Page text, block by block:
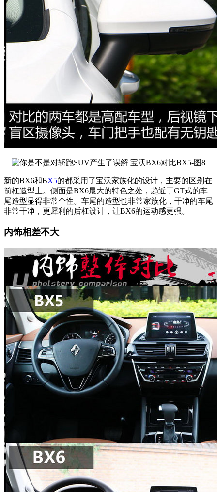
新的BX6和BX5的都采用了宝沃家族化的设计，主要的区别在
前杠造型上。侧面是BX6最大的特色之处，趋近于GT式的车
尾造型显得非常个性。车尾的造型也非常家族化，干净的车尾
非常干净，更犀利的后杠设计，让BX6的运动感更强。
内饰相差不大